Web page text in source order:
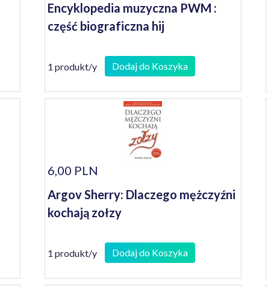
Encyklopedia muzyczna PWM :
część biograficzna hij
1 produkt/y Dodaj do Koszyka
6,00 PLN
Argov Sherry: Dlaczego mężczyźni
kochają zołzy
1 produkt/y Dodaj do Koszyka